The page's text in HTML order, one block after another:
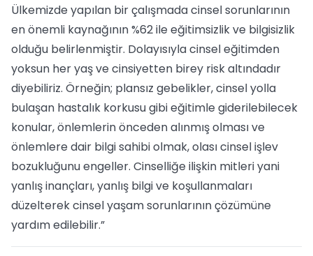
Ülkemizde yapılan bir çalışmada cinsel sorunlarının
en önemli kaynağının %62 ile eğitimsizlik ve bilgisizlik
olduğu belirlenmiştir. Dolayısıyla cinsel eğitimden
yoksun her yaş ve cinsiyetten birey risk altındadır
diyebiliriz. Örneğin; plansız gebelikler, cinsel yolla
bulaşan hastalık korkusu gibi eğitimle giderilebilecek
konular, önlemlerin önceden alınmış olması ve
önlemlere dair bilgi sahibi olmak, olası cinsel işlev
bozukluğunu engeller. Cinselliğe ilişkin mitleri yani
yanlış inançları, yanlış bilgi ve koşullanmaları
düzelterek cinsel yaşam sorunlarının çözümüne
yardım edilebilir.”